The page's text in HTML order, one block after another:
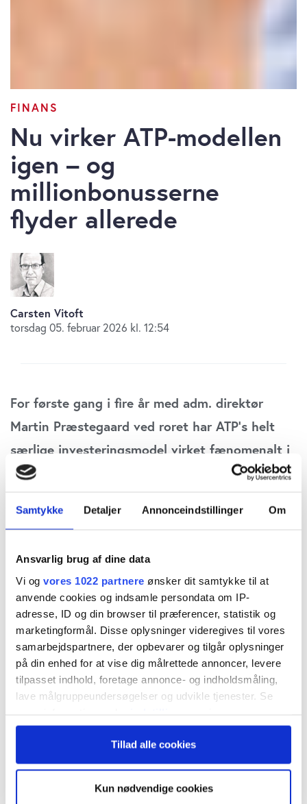
Samtykke Detaljer Annonceindstillinger Om
Ansvarlig brug af dine data
Vi og vores 1022 partnere ønsker dit samtykke til at
anvende cookies og indsamle persondata om IP-
adresse, ID og din browser til præferencer, statistik og
marketingformål. Disse oplysninger videregives til vores
samarbejdspartnere, der opbevarer og tilgår oplysninger
på din enhed for at vise dig målrettede annoncer, levere
tilpasset indhold, foretage annonce- og indholdsmåling,
lave målgruppeundersøgelser og udvikle tjenester. Se
persondatapolitik. Du kan altid trække dit samtykke
tilbage eller ændre indstillinger fra vores
"Cookiedeklaration", eller ved at trykke på "Privacy
Tillad alle cookies
Kun nødvendige cookies
FINANS
Nu virker ATP-modellen
igen – og
millionbonusserne
flyder allerede
Carsten Vitoft
torsdag 05. februar 2026 kl. 12:54
For første gang i fire år med adm. direktør
Martin Præstegaard ved roret har ATP’s helt
særlige investeringsmodel virket fænomenalt i
2025, og afkastet på både udenlandske aktier
Men omkostningerne stiger også markant – i
Det skyldes, at ATP igen betaler store
millionbeløb i afkastbonus. Fagredaktør
Carsten Vitoft var med på pressemødet.
Et overskud på næsten tyve milliarder kr. ud af
investeringer i udenlandske aktier på godt 60 mia.
kr. siger vist det hele. ATP har for første gang i
årevis ramt jackpot i 2025 på udenlandske aktier.
Det var hovedårsagen til, at det samlede afkast
sidste år ramte godt tyve pct. – og igen tør tåle
sammenligning med resten af pensionsbranchen.